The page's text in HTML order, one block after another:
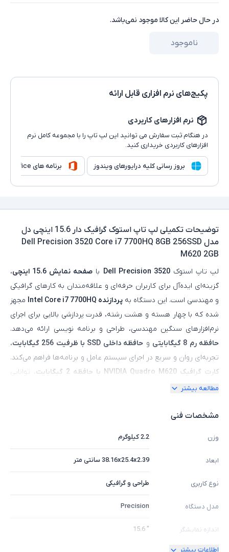
در حال حاضر این کالا موجود نمی‌باشد.
ناموجود
پکیج‌های نرم افزاری قابل ارائه
نرم افزارهای کاربردی
در هنگام ثبت سفارش می توانید این لپ تاپ را با مجموعه کامل نرم
افزارهای کاربردی خریداری کنید.
بروز رسانی کلیه درایورهای ویندوز برنامه های Microsoft Office
توضیحات تکمیلی
لپ تاپ استوک گرافیک دار 15.6 اینچی دل
مدل Dell Precision 3520 Core i7 7700HQ 8GB 256SSD
M620 2GB
لپ‌ تاپ استوکDell Precision 3520 با صفحه‌ نمایش 15.6 اینچی
،
گزینه‌ای ایده‌آل برای کاربران حرفه‌ای و علاقه‌مندان به کارهای گرافیکی
و مهندسی است. این دستگاه به پردازنده Intel Core i7 7700HQ
مجهز
شده که با چهار هسته و هشت رشته، قدرت پردازشی بالایی برای اجرای
نرم‌افزارهای سنگین مهندسی، طراحی و برنامه‌ نویسی ارائه می‌دهد.
حافظه رم 8 گیگابایتی
و حافظه داخلی SSD با ظرفیت 256 گیگابایت
،
تجربه‌ای روان و سریع در اجرای سیستم عامل و برنامه‌ها فراهم می‌کند.
کارت گرافیک NVIDIA Quadro M620 با حافظه 2 گیگابایت
، توانایی
با دقت بالا، کاربری حرفه‌ای و طولانی‌مدت را تضمین می‌کند. با داشتن
Precision 3520 یک انتخاب قدرتمند و قابل اعتماد برای مهندسان،
طراحان و کاربران حرفه‌ای در محیط‌های کاری و تحصیلی است.
مطالعه بیشتر
مشخصات فنی
وزن 2.2 کیلوگرم
ابعاد 38.16x25.4x2.39 سانتی متر
نوع کاربری طراحی و گرافیکی
مدل دستگاه Precision
اندازه نمایشگر " 15.6
اطلاعات بیشتر